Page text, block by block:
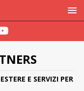
E SERVIZI PER